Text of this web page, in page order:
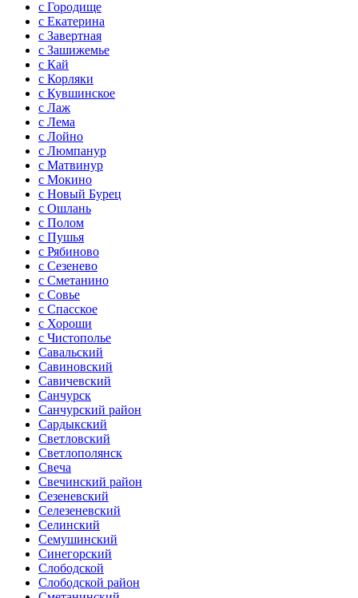
с Городище
с Екатерина
с Завертная
с Зашижемье
с Кай
с Корляки
с Кувшинское
с Лаж
с Лема
с Лойно
с Люмпанур
с Матвинур
с Мокино
с Новый Бурец
с Ошлань
с Полом
с Пушья
с Рябиново
с Сезенево
с Сметанино
с Совье
с Спасское
с Хороши
с Чистополье
Савальский
Савиновский
Савичевский
Санчурск
Санчурский район
Сардыкский
Светловский
Светлополянск
Свеча
Свечинский район
Сезеневский
Селезеневский
Селинский
Семушинский
Синегорский
Слободской
Слободской район